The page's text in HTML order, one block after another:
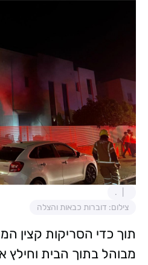
.
צילום: דוברות כבאות והצלה
תוך כדי הסריקות קצין
מבוהל בתוך הבית וחילץ